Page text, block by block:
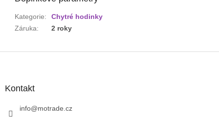
Kategorie:
Chytré hodinky
Záruka: 2 roky
Kontakt
info@motrade.cz